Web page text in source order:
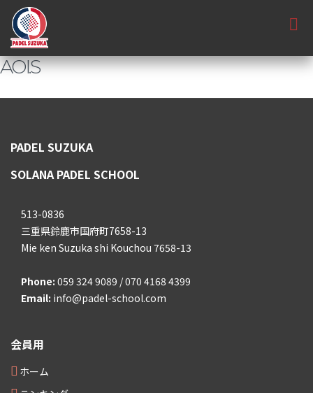
AOI.S
PADEL SUZUKA
SOLANA PADEL SCHOOL
513-0836
三重県鈴鹿市国府町7658-13
Mie ken Suzuka shi Kouchou 7658-13
Phone: 059 324 9089 / 070 4168 4399
Email: info@padel-school.com
会員用
ホーム